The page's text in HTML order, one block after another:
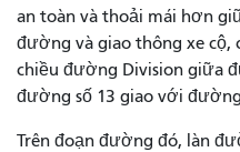
an toàn và thoải mái hơn
đường và giao thông xe cộ,
chiều đường Division giữa
đường số 13 giao với
Trên đoạn đường đó, làn